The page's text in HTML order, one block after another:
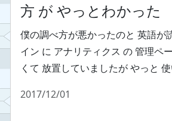
方 が やっとわかった
僕の調べ方が悪かったのと 英語が
イン に アナリティクス の 管理ペ
くて 放置していましたが やっと
2017/12/01